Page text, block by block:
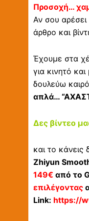
Προσοχή…
Αν σου αρέσει
άρθρο και
Έχουμε στα
για κινητό
δουλεύω
απλά…
Δες βίντεο
και το κάνεις
Zhiyun
149€ από το
επιλέγοντας
Link: https://